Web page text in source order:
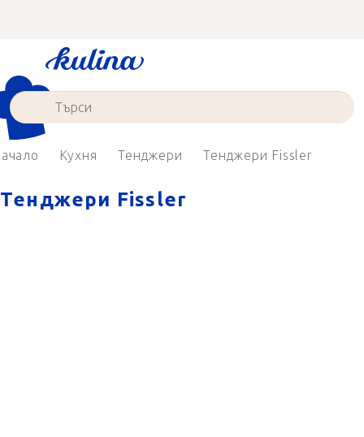
съдържанието
Кухня Тенджери Тенджери Fissler
Тенджери Fissler